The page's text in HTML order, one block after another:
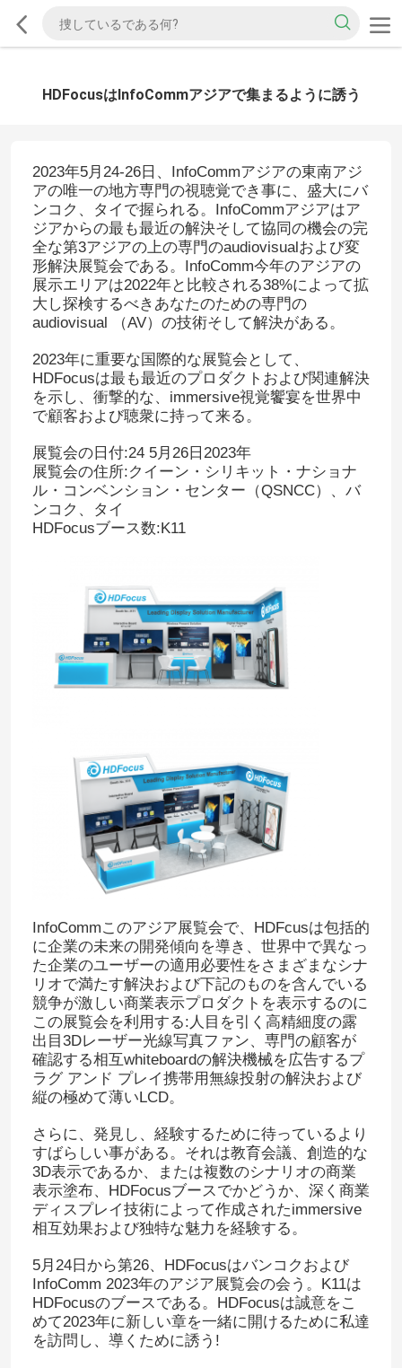
HDFocusはInfoCommアジアで集まるように誘う
2023年5月24-26日、InfoCommアジアの東南アジ
アの唯一の地方専門の視聴覚でき事に、盛大にバ
ンコク、タイで握られる。InfoCommアジアはア
ジアからの最も最近の解決そして協同の機会の完
全な第3アジアの上の専門のaudiovisualおよび変
形解決展覧会である。InfoComm今年のアジアの
展示エリアは2022年と比較される38%によって拡
大し探検するべきあなたのための専門の
audiovisual （AV）の技術そして解決がある。
2023年に重要な国際的な展覧会として、
HDFocusは最も最近のプロダクトおよび関連解決
を示し、衝撃的な、immersive視覚饗宴を世界中
で顧客および聴衆に持って来る。
展覧会の日付:24 5月26日2023年
展覧会の住所:クイーン・シリキット・ナショナ
ル・コンベンション・センター（QSNCC）、バ
ンコク、タイ
HDFocusブース数:K11
InfoCommこのアジア展覧会で、HDFcusは包括的
に企業の未来の開発傾向を導き、世界中で異なっ
た企業のユーザーの適用必要性をさまざまなシナ
リオで満たす解決および下記のものを含んでいる
競争が激しい商業表示プロダクトを表示するのに
この展覧会を利用する:人目を引く高精細度の露
出目3Dレーザー光線写真ファン、専門の顧客が
確認する相互whiteboardの解決機械を広告するプ
ラグ アンド プレイ携帯用無線投射の解決および
縦の極めて薄いLCD。
さらに、発見し、経験するために待っているより
すばらしい事がある。それは教育会議、創造的な
3D表示であるか、または複数のシナリオの商業
表示塗布、HDFocusブースでかどうか、深く商業
ディスプレイ技術によって作成されたimmersive
相互効果および独特な魅力を経験する。
5月24日から第26、HDFocusはバンコクおよび
InfoComm 2023年のアジア展覧会の会う。K11は
HDFocusのブースである。HDFocusは誠意をこ
めて2023年に新しい章を一緒に開けるために私達
を訪問し、導くために誘う!